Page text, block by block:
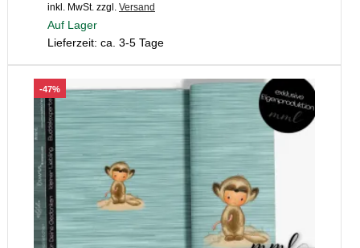
inkl. MwSt. zzgl. Versand
Auf Lager
Lieferzeit: ca. 3-5 Tage
-47%